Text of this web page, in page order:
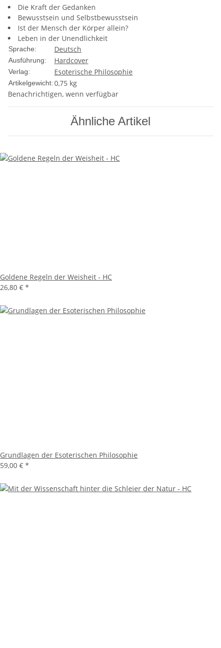
Die Kraft der Gedanken
Bewusstsein und Selbstbewusstsein
Ist der Mensch der Körper allein?
Leben in der Unendlichkeit
Sprache: Deutsch
Ausführung: Hardcover
Verlag: Esoterische Philosophie
Artikelgewicht:0,75 kg
Benachrichtigen, wenn verfügbar
Ähnliche Artikel
Goldene Regeln der Weisheit - HC
26,80 € *
Grundlagen der Esoterischen Philosophie
59,00 € *